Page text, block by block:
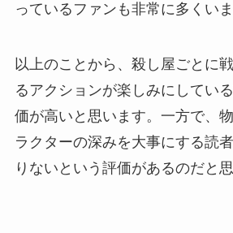
っているファンも非常に多くいま
以上のことから、殺し屋ごとに
るアクションが楽しみにしてい
価が高いと思います。一方で、
ラクターの深みを大事にする読
りないという評価があるのだと思